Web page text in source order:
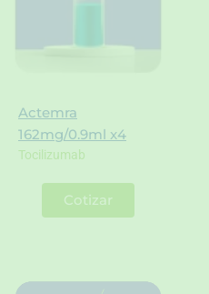
Actemra
162mg/0.9ml x4
Tocilizumab
Cotizar